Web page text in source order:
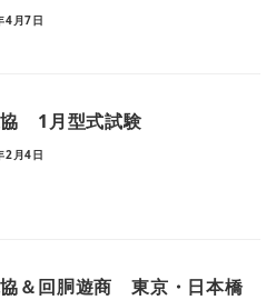
4月7日
1月型式試験
2月4日
＆回胴遊商 東京・日本橋